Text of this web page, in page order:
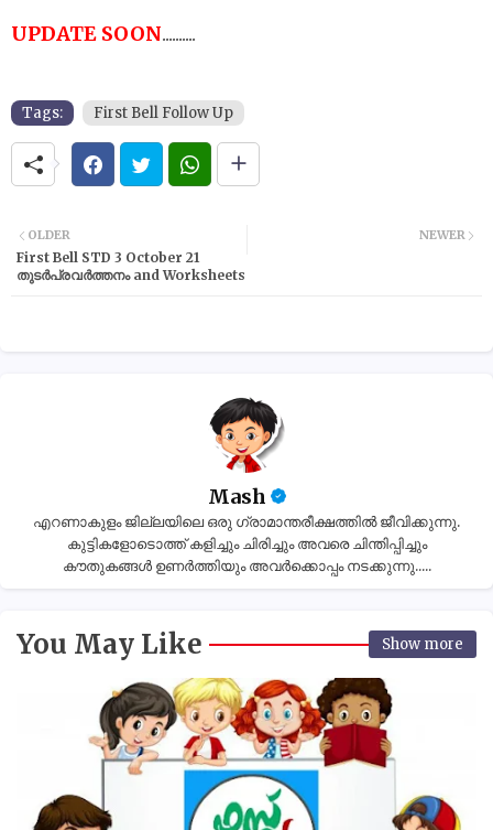
UPDATE SOON..........
Tags: First Bell Follow Up
NEWER
OLDER
First Bell STD 3 October 21
തുടർപ്രവർത്തനം and Worksheets
Mash
എറണാകുളം ജില്ലയിലെ ഒരു ഗ്രാമാന്തരീക്ഷത്തിൽ ജീവിക്കുന്നു.
കുട്ടികളോടൊത്ത് കളിച്ചും ചിരിച്ചും അവരെ ചിന്തിപ്പിച്ചും
കൗതുകങ്ങൾ ഉണർത്തിയും അവർക്കൊപ്പം നടക്കുന്നു.....
You May Like Show more